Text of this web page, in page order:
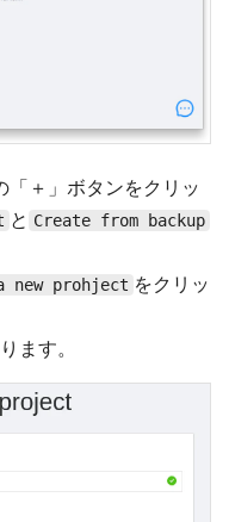
「＋」ボタンをクリッ
と Create from backup
new prohject をクリッ
ます。